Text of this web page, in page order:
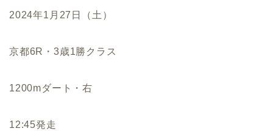
2024年1月27日（土）
京都6R・3歳1勝クラス
1200mダート・右
12:45発走